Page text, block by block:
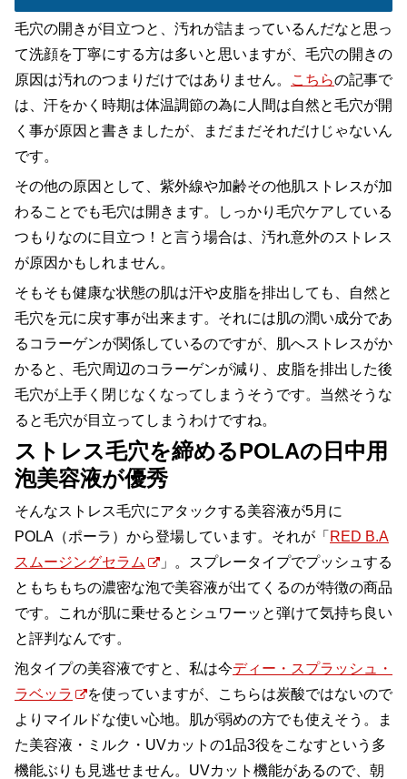
毛穴の開きが目立つと、汚れが詰まっているんだなと思っ
て洗顔を丁寧にする方は多いと思いますが、毛穴の開きの
原因は汚れのつまりだけではありません。
こちらの記事で
は、汗をかく時期は体温調節の為に人間は自然と毛穴が開
く事が原因と書きましたが、まだまだそれだけじゃないん
です。
その他の原因として、紫外線や加齢その他肌ストレスが加
わることでも毛穴は開きます。しっかり毛穴ケアしている
つもりなのに目立つ！と言う場合は、汚れ意外のストレス
が原因かもしれません。
そもそも健康な状態の肌は汗や皮脂を排出しても、自然と
毛穴を元に戻す事が出来ます。それには肌の潤い成分であ
るコラーゲンが関係しているのですが、肌へストレスがか
かると、毛穴周辺のコラーゲンが減り、皮脂を排出した後
毛穴が上手く閉じなくなってしまうそうです。当然そうな
ると毛穴が目立ってしまうわけですね。
ストレス毛穴を締めるPOLAの日中用
泡美容液が優秀
そんなストレス毛穴にアタックする美容液が5月に
POLA（ポーラ）から登場しています。それが「 RED B.A
スムージングセラム
」。スプレータイプでプッシュする
ともちもちの濃密な泡で美容液が出てくるのが特徴の商品
です。これが肌に乗せるとシュワーッと弾けて気持ち良い
と評判なんです。
泡タイプの美容液ですと、私は今ディー・スプラッシュ・
ラベッラ
を使っていますが、こちらは炭酸ではないので
よりマイルドな使い心地。肌が弱めの方でも使えそう。ま
た美容液・ミルク・UVカットの1品3役をこなすという多
機能ぶりも見逃せません。UVカット機能があるので、朝